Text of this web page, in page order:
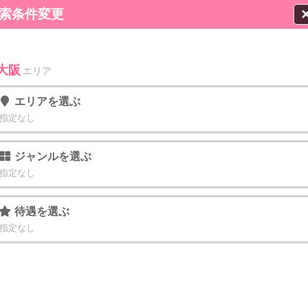
条件変更
阪 エリア
エリアを選ぶ
指定なし
ジャンルを選ぶ
指定なし
待遇を選ぶ
指定なし